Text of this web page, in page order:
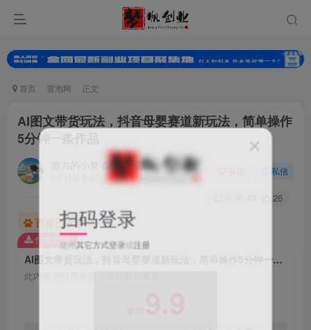
首页 冒泡网 正文
AI图文带货玩法，抖音母婴赛道新玩法，简单操作
5分钟一条作品
私信
26
百度已收录
AI图文带货玩法，抖音母婴赛道新玩法，简单操作5分钟一条作品
此内容为付费资源，请付费后查看
付费资源
扫码登录
使用其它方式登录 或注册